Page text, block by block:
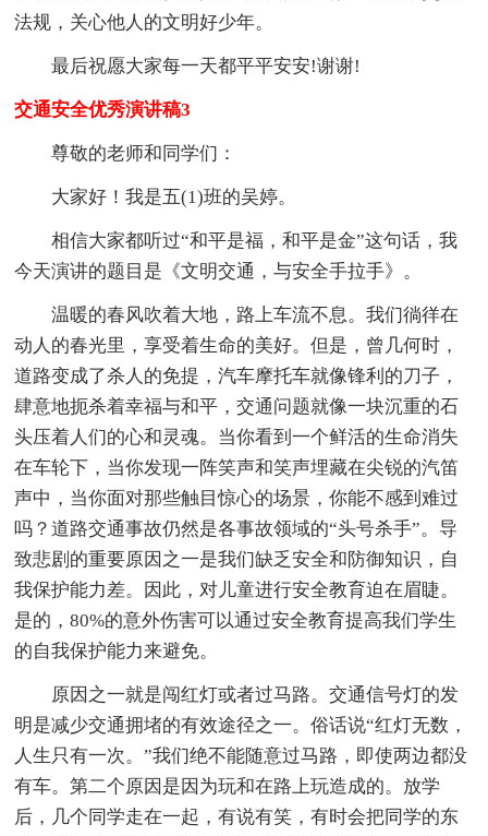
法规，关心他人的文明好少年。
最后祝愿大家每一天都平平安安!谢谢!
交通安全优秀演讲稿3
尊敬的老师和同学们：
大家好！我是五(1)班的吴婷。
相信大家都听过“和平是福，和平是金”这句话，我
今天演讲的题目是《文明交通，与安全手拉手》。
温暖的春风吹着大地，路上车流不息。我们徜徉在
动人的春光里，享受着生命的美好。但是，曾几何时，
道路变成了杀人的免提，汽车摩托车就像锋利的刀子，
肆意地扼杀着幸福与和平，交通问题就像一块沉重的石
头压着人们的心和灵魂。当你看到一个鲜活的生命消失
在车轮下，当你发现一阵笑声和笑声埋藏在尖锐的汽笛
声中，当你面对那些触目惊心的场景，你能不感到难过
吗？道路交通事故仍然是各事故领域的“头号杀手”。导
致悲剧的重要原因之一是我们缺乏安全和防御知识，自
我保护能力差。因此，对儿童进行安全教育迫在眉睫。
是的，80%的意外伤害可以通过安全教育提高我们学生
的自我保护能力来避免。
原因之一就是闯红灯或者过马路。交通信号灯的发
明是减少交通拥堵的有效途径之一。俗话说“红灯无数，
人生只有一次。”我们绝不能随意过马路，即使两边都没
有车。第二个原因是因为玩和在路上玩造成的。放学
后，几个同学走在一起，有说有笑，有时会把同学的东